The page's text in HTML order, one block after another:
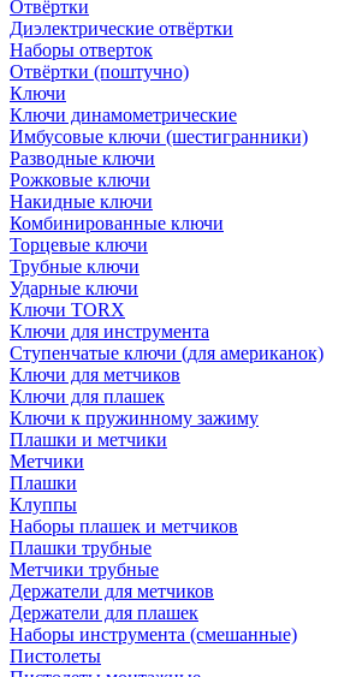
Отвёртки
Диэлектрические отвёртки
Наборы отверток
Отвёртки (поштучно)
Ключи
Ключи динамометрические
Имбусовые ключи (шестигранники)
Разводные ключи
Рожковые ключи
Накидные ключи
Комбинированные ключи
Торцевые ключи
Трубные ключи
Ударные ключи
Ключи TORX
Ключи для инструмента
Ступенчатые ключи (для американок)
Ключи для метчиков
Ключи для плашек
Ключи к пружинному зажиму
Плашки и метчики
Метчики
Плашки
Клуппы
Наборы плашек и метчиков
Плашки трубные
Метчики трубные
Держатели для метчиков
Держатели для плашек
Наборы инструмента (смешанные)
Пистолеты